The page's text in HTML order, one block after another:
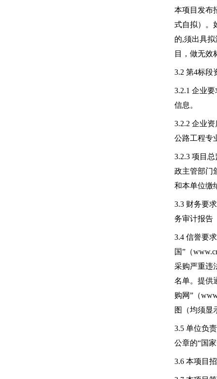
本项目发布
式自拟）。
的,须出具
目，做无效
3.2 第4标段
3.2.1 企业
信息。
3.2.2 企业
公路工程专
3.2.3 项目
政主管部门
和本单位缴
3.3 财务要
务审计报告
3.4 信誉要
国”（
采购严重违
名单。提供
购网”（
图（均须显
3.5 单位负
公章的“国
3.6 本项目